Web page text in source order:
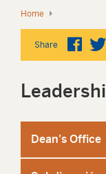
Home
Share
Dean's Office